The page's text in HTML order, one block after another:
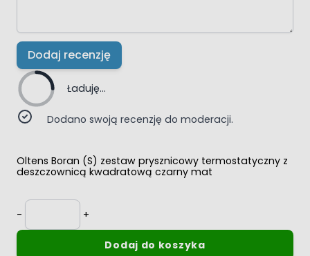
Dodaj recenzję
Ładuję...
Dodano swoją recenzję do moderacji.
Oltens Boran (S) zestaw prysznicowy termostatyczny z
deszczownicą kwadratową czarny mat
-
Ilość
+
Dodaj do koszyka